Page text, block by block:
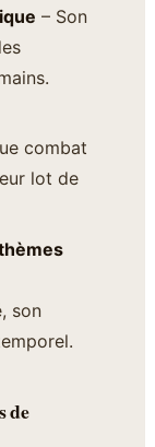
– Son
combat
lot de
son
de